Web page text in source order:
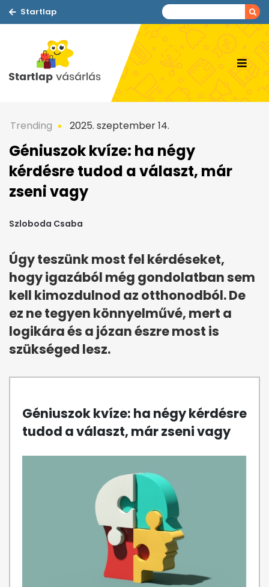
Startlap
Trending 2025. szeptember 14.
Géniuszok kvíze: ha négy
kérdésre tudod a választ, már
zseni vagy
Szloboda Csaba
Úgy teszünk most fel kérdéseket,
hogy igazából még gondolatban sem
kell kimozdulnod az otthonodból. De
ez ne tegyen könnyelművé, mert a
logikára és a józan észre most is
szükséged lesz.
Géniuszok kvíze: ha négy kérdésre
tudod a választ, már zseni vagy